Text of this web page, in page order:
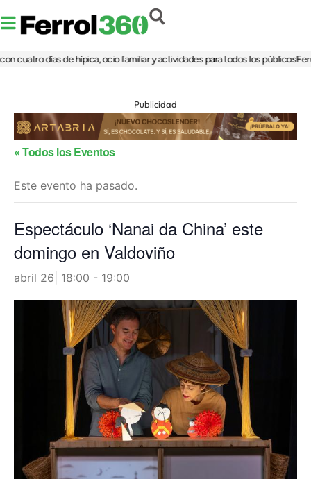
cuatro días de hípica, ocio familiar y actividades para todos los públicos
Publicidad
« Todos los Eventos
Este evento ha pasado.
Espectáculo ‘Nanai da China’ este
domingo en Valdoviño
abril 26| 18:00 - 19:00